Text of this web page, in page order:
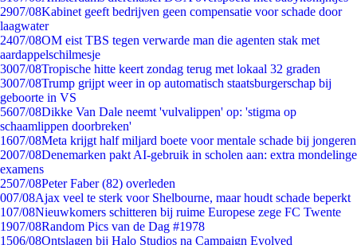
2907/08Kabinet geeft bedrijven geen compensatie voor schade door
laagwater
2407/08OM eist TBS tegen verwarde man die agenten stak met
aardappelschilmesje
3007/08Tropische hitte keert zondag terug met lokaal 32 graden
3007/08Trump grijpt weer in op automatisch staatsburgerschap bij
geboorte in VS
5607/08Dikke Van Dale neemt 'vulvalippen' op: 'stigma op
schaamlippen doorbreken'
1607/08Meta krijgt half miljard boete voor mentale schade bij jongeren
2007/08Denemarken pakt AI-gebruik in scholen aan: extra mondelinge
examens
2507/08Peter Faber (82) overleden
007/08Ajax veel te sterk voor Shelbourne, maar houdt schade beperkt
107/08Nieuwkomers schitteren bij ruime Europese zege FC Twente
1907/08Random Pics van de Dag #1978
1506/08Ontslagen bij Halo Studios na Campaign Evolved